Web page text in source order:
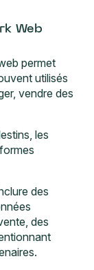
Web
permet
utilisés
vendre des
les
des
des